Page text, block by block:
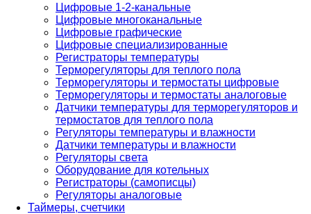
Цифровые 1-2-канальные
Цифровые многоканальные
Цифровые графические
Цифровые специализированные
Регистраторы температуры
Терморегуляторы для теплого пола
Терморегуляторы и термостаты цифровые
Терморегуляторы и термостаты аналоговые
Датчики температуры для терморегуляторов и
термостатов для теплого пола
Регуляторы температуры и влажности
Датчики температуры и влажности
Регуляторы света
Оборудование для котельных
Регистраторы (самописцы)
Регуляторы аналоговые
Таймеры, счетчики